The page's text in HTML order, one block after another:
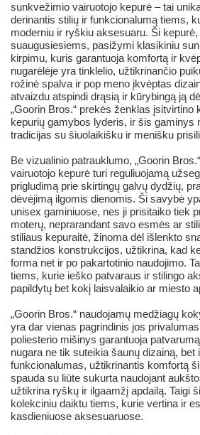
sunkvežimio vairuotojo kepurė – tai
derinantis stilių ir funkcionalumą tiems,
moderniu ir ryškiu aksesuaru. Ši
suaugusiesiems, pasižymi klasikiniu
kirpimu, kuris garantuoja komfortą ir
nugarėlėje yra tinklelio, užtikrinančio
rožinė spalva ir pop meno įkvėptas
atvaizdu atspindi drąsią ir kūrybingą ją
„Goorin Bros.“ prekės ženklas įsitvirtino
kepurių gamybos lyderis, ir šis gaminys
tradicijas su šiuolaikišku ir menišku
Be vizualinio patrauklumo, „Goorin
vairuotojo kepurė turi reguliuojamą
prigludimą prie skirtingų galvų dydžių,
dėvėjimą ilgomis dienomis. Ši savybė
unisex gaminiuose, nes ji prisitaiko tiek
moterų, neprarandant savo esmės ar
stiliaus kepuraitė, žinoma dėl išlenkto
standžios konstrukcijos, užtikrina, kad
forma net ir po pakartotinio naudojimo.
tiems, kurie ieško patvaraus ir stilingo
papildytų bet kokį laisvalaikio ar miesto
„Goorin Bros.“ naudojamų medžiagų
yra dar vienas pagrindinis jos
poliesterio mišinys garantuoja
nugara ne tik suteikia šaunų dizainą, bet
funkcionalumas, užtikrinantis komfortą
spauda su liūte sukurta naudojant
užtikrina ryškų ir ilgaamžį apdailą. Taigi
kolekciniu daiktu tiems, kurie vertina ir
kasdieniuose aksesuaruose.